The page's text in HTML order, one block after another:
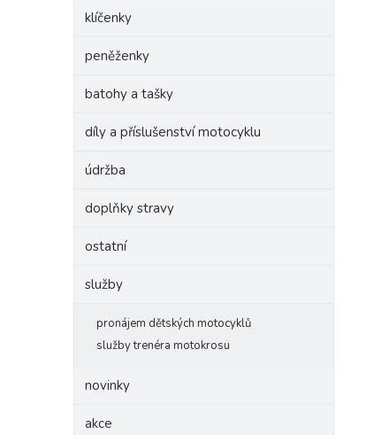
klíčenky
peněženky
batohy a tašky
díly a příslušenství motocyklu
údržba
doplňky stravy
ostatní
služby
pronájem dětských motocyklů
služby trenéra motokrosu
novinky
akce